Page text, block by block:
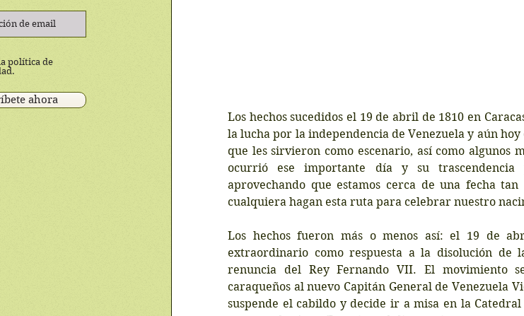
Los hechos sucedidos el 19 de abril de 1810 en
la ​lucha por la independencia de Venezuela y aún
que les sirvieron como escenario, así como algunos
ocurrió ese importante día y su
aprovechando que estamos cerca de una fecha
cualquiera hagan esta ruta para celebrar nuestro
Los hechos fueron más o menos así: el 19 de
extraordinario como respuesta a la disolución de
renuncia del Rey Fernando VII. ​El movimiento
caraqueños al nuevo Capitán General de Venezuela
suspende el cabildo y decide ir a misa en la
política de
ahora